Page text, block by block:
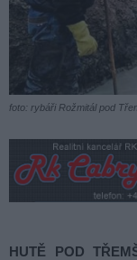
foto: rybáři Rožmitál pod
HUTĚ POD